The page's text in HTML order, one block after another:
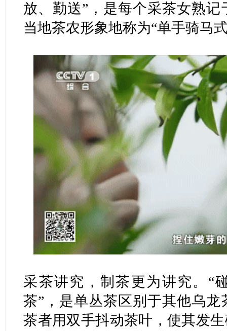
放、勤送”，是每个采茶女熟
当地茶农形象地称为“单手骑马
采茶讲究，制茶更为讲究。“
茶”，是单丛茶区别于其他乌
茶者用双手抖动茶叶，使其发